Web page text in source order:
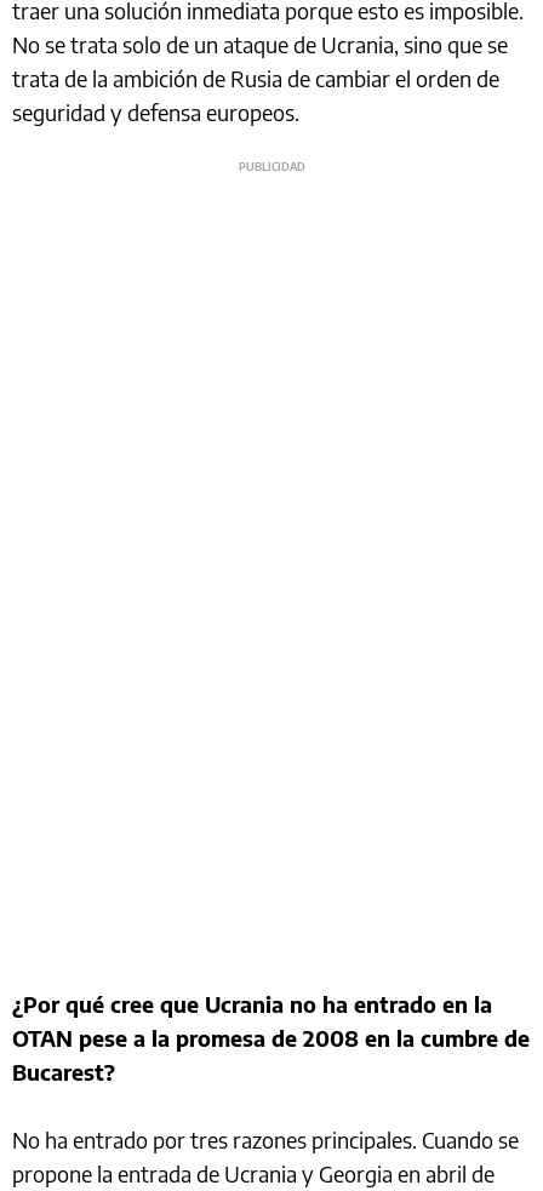
traer una solución inmediata porque esto es imposible.
No se trata solo de un ataque de Ucrania, sino que se
trata de la ambición de Rusia de cambiar el orden de
seguridad y defensa europeos.
¿Por qué cree que Ucrania no ha entrado en la
OTAN pese a la promesa de 2008 en la cumbre de
Bucarest?
No ha entrado por tres razones principales. Cuando se
propone la entrada de Ucrania y Georgia en abril de